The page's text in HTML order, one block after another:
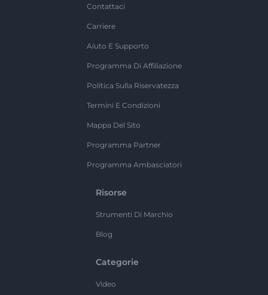
Contattaci
Carriere
Aiuto E Supporto
Programma Di Affiliazione
Politica Sulla Riservatezza
Termini E Condizioni
Mappa Del Sito
Programma Partner
Programma Ambasciatori
Risorse
Strumenti Di Marchio
Blog
Categorie
Video